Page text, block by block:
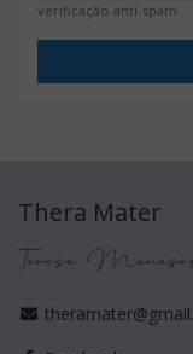
verificação anti-spam
Thera Mater
Teresa